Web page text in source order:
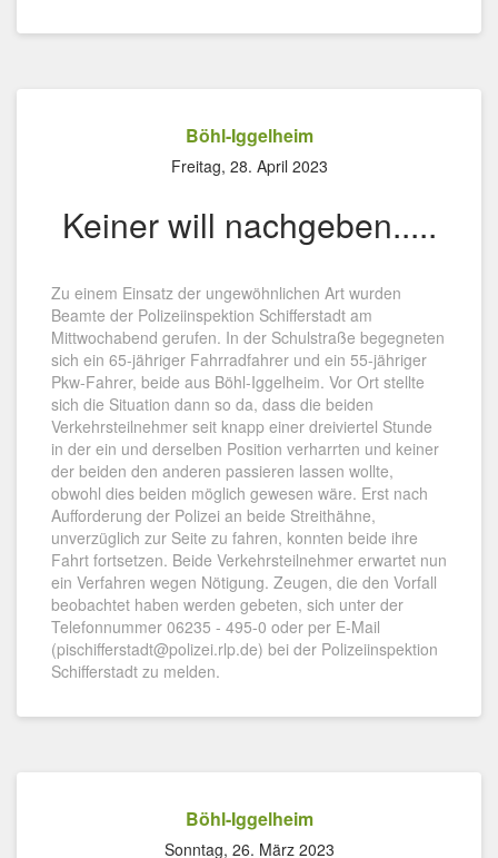
Böhl-Iggelheim
Freitag, 28. April 2023
Keiner will nachgeben.....
Zu einem Einsatz der ungewöhnlichen Art wurden
Beamte der Polizeiinspektion Schifferstadt am
Mittwochabend gerufen. In der Schulstraße begegneten
sich ein 65-jähriger Fahrradfahrer und ein 55-jähriger
Pkw-Fahrer, beide aus Böhl-Iggelheim. Vor Ort stellte
sich die Situation dann so da, dass die beiden
Verkehrsteilnehmer seit knapp einer dreiviertel Stunde
in der ein und derselben Position verharrten und keiner
der beiden den anderen passieren lassen wollte,
obwohl dies beiden möglich gewesen wäre. Erst nach
Aufforderung der Polizei an beide Streithähne,
unverzüglich zur Seite zu fahren, konnten beide ihre
Fahrt fortsetzen. Beide Verkehrsteilnehmer erwartet nun
ein Verfahren wegen Nötigung. Zeugen, die den Vorfall
beobachtet haben werden gebeten, sich unter der
Telefonnummer 06235 - 495-0 oder per E-Mail
(pischifferstadt@polizei.rlp.de) bei der Polizeiinspektion
Schifferstadt zu melden.
Böhl-Iggelheim
Sonntag, 26. März 2023